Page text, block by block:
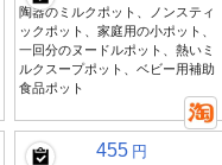
陶器のミルクポット、ノンスティ
ックポット、家庭用の小ポット、
一回分のヌードルポット、熱いミ
ルクスープポット、ベビー用補助
食品ポット
455 円